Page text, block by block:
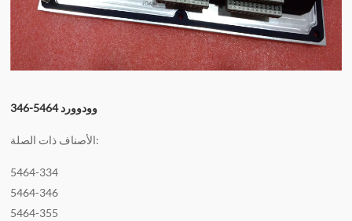
وودوورد 5464-346
الأصناف ذات الصلة:
5464-334
5464-346
5464-355